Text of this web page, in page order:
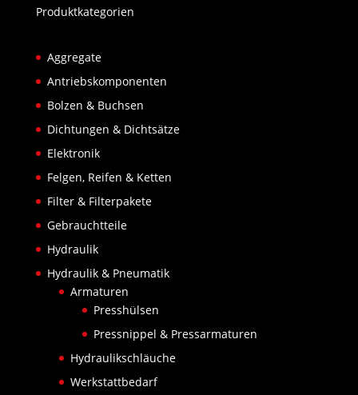
Produktkategorien
Aggregate
Antriebskomponenten
Bolzen & Buchsen
Dichtungen & Dichtsätze
Elektronik
Felgen, Reifen & Ketten
Filter & Filterpakete
Gebrauchtteile
Hydraulik
Hydraulik & Pneumatik
Armaturen
Presshülsen
Pressnippel & Pressarmaturen
Hydraulikschläuche
Werkstattbedarf